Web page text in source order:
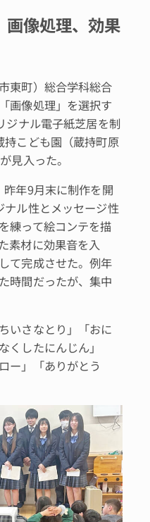
画像処理、効果
東町）総合学科総合
画像処理」を選択す
ジナル電子紙芝居を制
こども園（蔵持町原
見入った。
年9月末に制作を開
ル性とメッセージ性
練って絵コンテを描
素材に効果音を入
て完成させた。例年
時間だったが、集中
いさなとり」「おに
くしたにんじん」
ー」「ありがとう